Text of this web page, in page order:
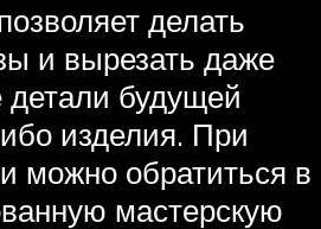
делать
и вырезать даже
будущей
изделия. При
можно обратиться в
мастерскую